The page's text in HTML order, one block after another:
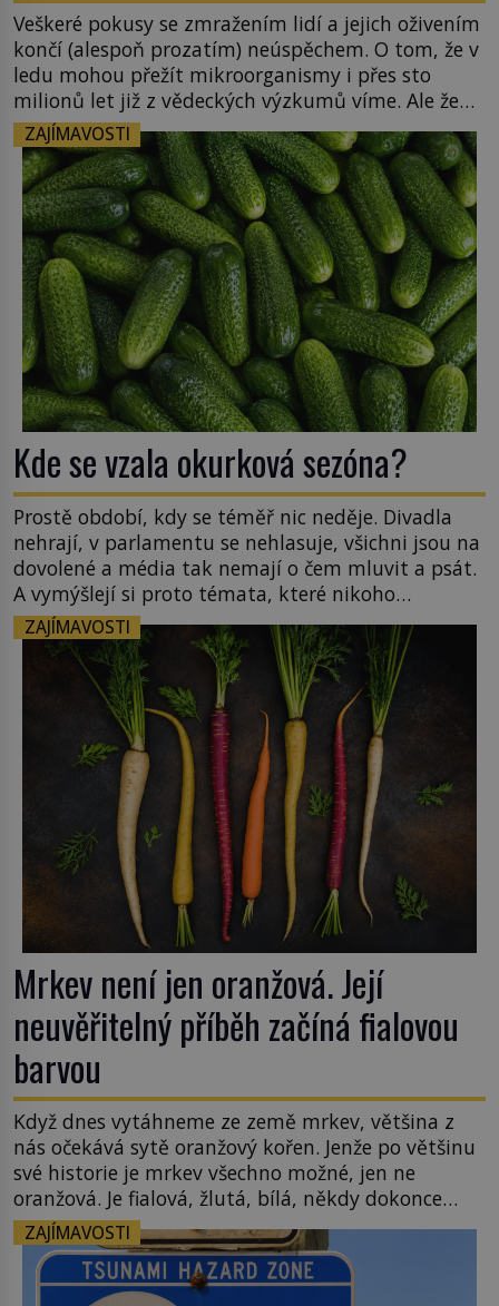
Veškeré pokusy se zmražením lidí a jejich oživením
končí (alespoň prozatím) neúspěchem. O tom, že v
ledu mohou přežít mikroorganismy i přes sto
milionů let již z vědeckých výzkumů víme. Ale že
by totální zmrazení byť na jedinou zimu přežili
nějací suchozemští obratlovci? Takto
neuvěřitelnou věc dokáže na první pohled
obyčejná žába. Skokana hnědého u […]
ZAJÍMAVOSTI
Kde se vzala okurková sezóna?
Prostě období, kdy se téměř nic neděje. Divadla
nehrají, v parlamentu se nehlasuje, všichni jsou na
dovolené a média tak nemají o čem mluvit a psát.
A vymýšlejí si proto témata, které nikoho
nezajímají. Proč je však ona letní doba spojovaná
zrovna s okurkami? Okurkovou sezónu známe už
od poloviny 19. století, ovšem jako Češi […]
ZAJÍMAVOSTI
Mrkev není jen oranžová. Její
neuvěřitelný příběh začíná fialovou
barvou
Když dnes vytáhneme ze země mrkev, většina z
nás očekává sytě oranžový kořen. Jenže po většinu
své historie je mrkev všechno možné, jen ne
oranžová. Je fialová, žlutá, bílá, někdy dokonce
téměř černá. Až díky stovkám let pečlivého
šlechtění se z ní stává zelenina, bez které si českou
zahradu ani nedokážeme představit. Její příběh je
ZAJÍMAVOSTI